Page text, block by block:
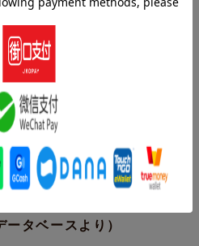
めました。スイートピーが巻きつ
。このつるは別の植物なのです。
り方を教えますが、やはりできま
しょう？ つる植物は、巻きつい
ぞれ独自の方法で伸びますが、共
て生きていること。でも他のつる
だか人間みたいですね。
タベースより）